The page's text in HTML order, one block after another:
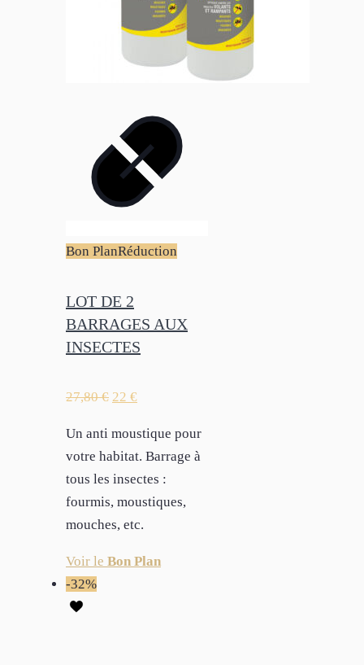
Bon PlanRéduction
LOT DE 2
BARRAGES AUX
INSECTES
27,80€ 22 €
Un anti moustique pour
votre habitat. Barrage à
tous les insectes :
fourmis, moustiques,
mouches, etc.
Voir le Bon Plan
-32%